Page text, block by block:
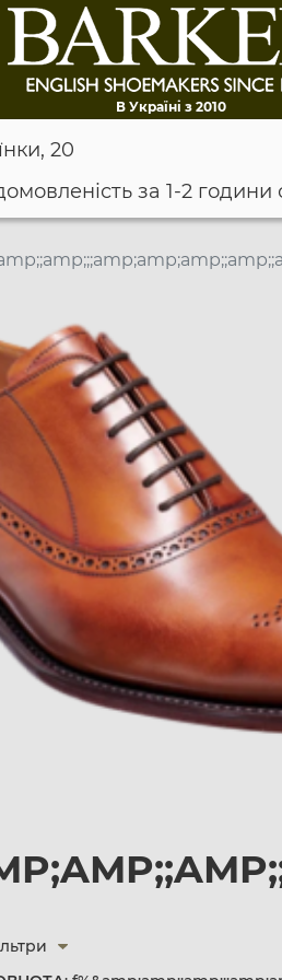
В Україні з 2010
20
за 1-2 години